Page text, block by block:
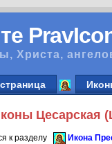
Христа,
Цесарская
к разделу Икона